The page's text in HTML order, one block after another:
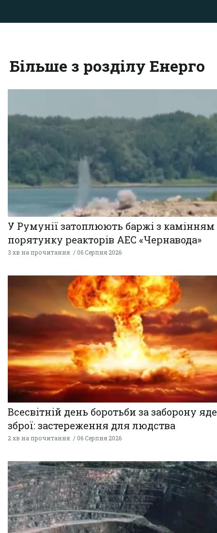
Більше з розділу Енерго
У Румунії затоплюють баржі з
порятунку реакторів АЕС «Чернавода»
3 хв на прочитання 06 Серпня 2026
Всесвітній день боротьби за заборону
зброї: застереження для людства
2 хв на прочитання 06 Серпня 2026